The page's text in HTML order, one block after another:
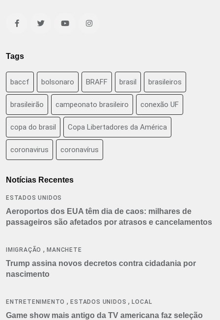
Tags
baccf bolsonaro BRAFF brasil brasileiros
brasileirão campeonato brasileiro conexão UF
copa do brasil Copa Libertadores da América
coronavirus coronavírus
Notícias Recentes
ESTADOS UNIDOS
Aeroportos dos EUA têm dia de caos: milhares de
passageiros são afetados por atrasos e cancelamentos
IMIGRAÇÃO ,MANCHETE
Trump assina novos decretos contra cidadania por
nascimento
ENTRETENIMENTO ,ESTADOS UNIDOS ,LOCAL
Game show mais antigo da TV americana faz seleção